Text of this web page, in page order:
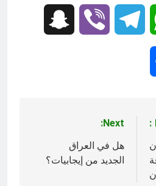
WhatsApp
Telegram
Viber
Next:
هل في العراق
الجديد من إيجابيات؟